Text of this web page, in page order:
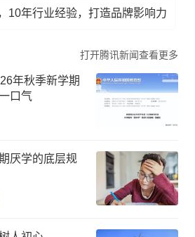
10年行业经验，打造品牌影响力
打开腾讯新闻查看更多
年秋季新学期
口气
厌学的底层规